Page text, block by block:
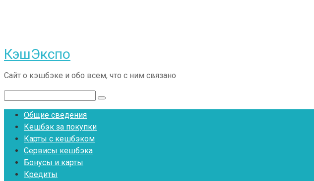
КэшЭкспо
Сайт о кэшбэке и обо всем, что с ним связано
Общие сведения
Кешбэк за покупки
Карты с кешбэком
Сервисы кешбэка
Бонусы и карты
Кредиты